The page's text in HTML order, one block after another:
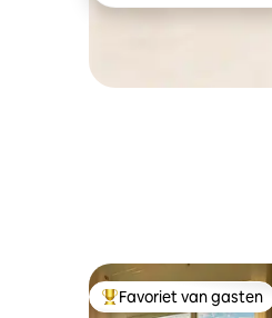
Topfavoriet van gasten
Favoriet van gasten